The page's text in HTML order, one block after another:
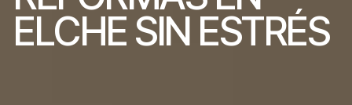
ELCHE SIN ESTRÉS